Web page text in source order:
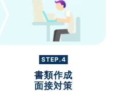
STEP.4
書類作成
面接対策